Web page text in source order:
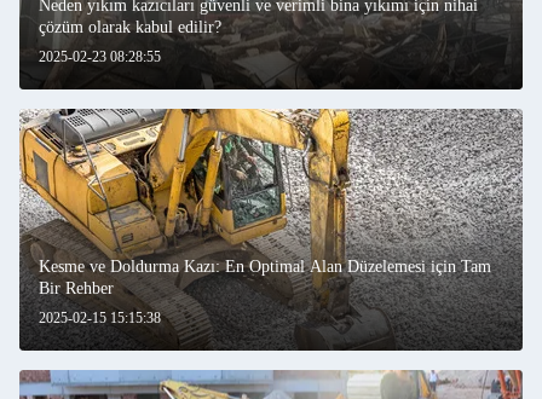
2025-02-23 08:28:55
Neden yıkım kazıcıları güvenli ve verimli bina yıkımı için nihai
çözüm olarak kabul edilir?
2025-02-15 15:15:38
Kesme ve Doldurma Kazı: En Optimal Alan Düzelemesi için Tam
Bir Rehber